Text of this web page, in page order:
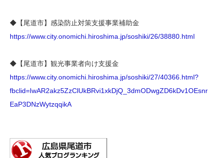
◆【尾道市】感染防止対策支援事業補助金
https://www.city.onomichi.hiroshima.jp/soshiki/26/38880.html
◆【尾道市】観光事業者向け支援金
https://www.city.onomichi.hiroshima.jp/soshiki/27/40366.html?
fbclid=IwAR2akz5ZzClUkBRvi1xkDjQ_3dmODwgZD6kDv1OEsnr
EaP3DNzWytzqqikA